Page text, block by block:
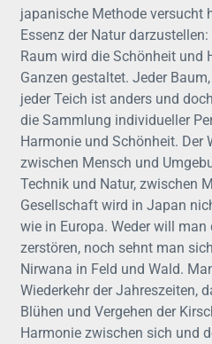
japanische Methode versucht
Essenz der Natur
Raum wird die Schönheit und
Ganzen gestaltet. Jeder
jeder Teich ist anders und
die Sammlung individueller
Harmonie und Schönheit. Der
zwischen Mensch und
Technik und Natur, zwischen
Gesellschaft wird in Japan
wie in Europa. Weder will man
zerstören, noch sehnt man
Nirwana in Feld und Wald.
Wiederkehr der Jahreszeiten,
Blühen und Vergehen der
Harmonie zwischen sich und